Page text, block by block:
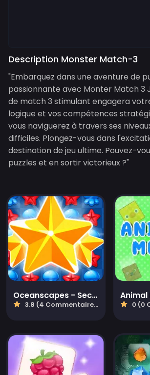
Description Monster Match-3
"Embarquez dans une aventure de
passionnante avec Monter Match 3
de match 3 stimulant engagera
logique et vos compétences
vous naviguerez à travers ses
difficiles. Plongez-vous dans
destination de jeu ultime. Pouvez-
puzzles et en sortir victorieux ?"
Oceanscapes - Secrets of the Lost Treasures
3.8 (4 Commentaires)
Animal
0 (0